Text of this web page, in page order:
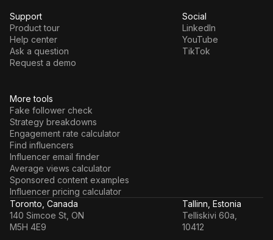
More tools
Fake follower check
Strategy breakdowns
Engagement rate calculator
Find influencers
Influencer email finder
Average views calculator
Sponsored content examples
Influencer pricing calculator
Support
Product tour
Help center
Ask a question
Request a demo
Social
LinkedIn
YouTube
TikTok
Toronto, Canada
140 Simcoe St, ON
M5H 4E9
Tallinn, Estonia
Telliskivi 60a,
10412